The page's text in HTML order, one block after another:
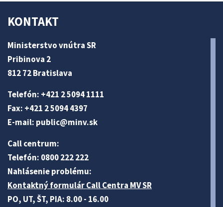
KONTAKT
Ministerstvo vnútra SR
Pribinova 2
812 72 Bratislava
Telefón: +421 2 5094 1111
Fax: +421 2 5094 4397
E-mail: public@minv.sk
Call centrum:
Telefón: 0800 222 222
Nahlásenie problému:
Kontaktný formulár Call Centra MV SR
PO, UT, ŠT, PIA: 8.00 - 16.00